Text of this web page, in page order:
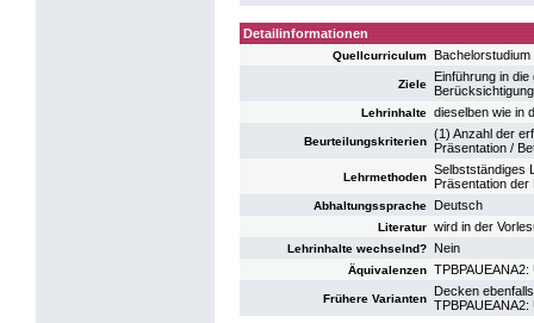
Detailinformationen
Quellcurriculum
Ziele
Einführung in
Lehrinhalte dieselben wie in
Beurteilungskriterien
(1) Anzahl der
Präsentation /
Lehrmethoden
Selbstständiges
Präsentation der
Abhaltungssprache Deutsch
Literatur wird in der
Lehrinhalte wechselnd? Nein
Äquivalenzen
Frühere Varianten
Decken